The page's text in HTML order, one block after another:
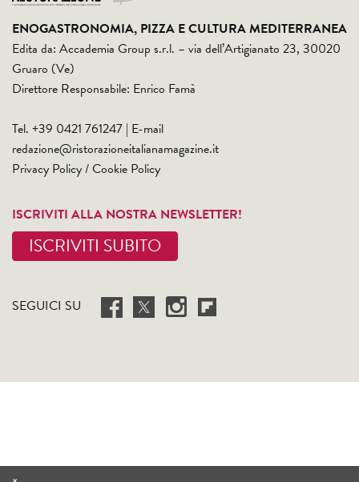
ENOGASTRONOMIA, PIZZA E CULTURA MEDITERRANEA
Edita da: Accademia Group s.r.l. – via dell’Artigianato 23, 30020
Gruaro (Ve)
Direttore Responsabile: Enrico Famà
Tel. +39 0421 761247 | E-mail
redazione@ristorazioneitalianamagazine.it
Privacy Policy/Cookie Policy
ISCRIVITI ALLA NOSTRA NEWSLETTER!
ISCRIVITI SUBITO
SEGUICI SU